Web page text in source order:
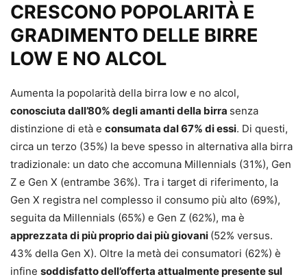
CRESCONO POPOLARITÀ E
GRADIMENTO DELLE BIRRE
LOW E NO ALCOL
Aumenta la popolarità della birra low e no alcol,
conosciuta dall’80% degli amanti della birra senza
distinzione di età e consumata dal 67% di essi. Di questi,
circa un terzo (35%) la beve spesso in alternativa alla birra
tradizionale: un dato che accomuna Millennials (31%), Gen
Z e Gen X (entrambe 36%). Tra i target di riferimento, la
Gen X registra nel complesso il consumo più alto (69%),
seguita da Millennials (65%) e Gen Z (62%), ma è
apprezzata di più proprio dai più giovani (52% versus.
43% della Gen X). Oltre la metà dei consumatori (62%) è
infine soddisfatto dell’offerta attualmente presente sul